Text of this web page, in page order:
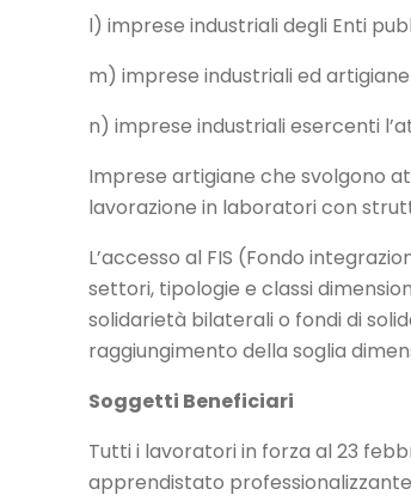
l) imprese industriali degli Enti
m) imprese industriali ed
n) imprese industriali esercenti
Imprese artigiane che svolgono
lavorazione in laboratori con
L’accesso al FIS (Fondo
settori, tipologie e classi
solidarietà bilaterali o fondi di
raggiungimento della soglia
Soggetti Beneficiari
Tutti i lavoratori in forza al 23
apprendistato